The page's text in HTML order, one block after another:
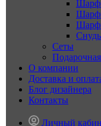
Сеты
О компании
Доставка и
Блог дизайнера
Контакты
Личный